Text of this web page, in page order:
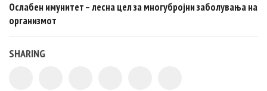
Ослабен имунитет – лесна цел за многубројни заболувања на
организмот
SHARING